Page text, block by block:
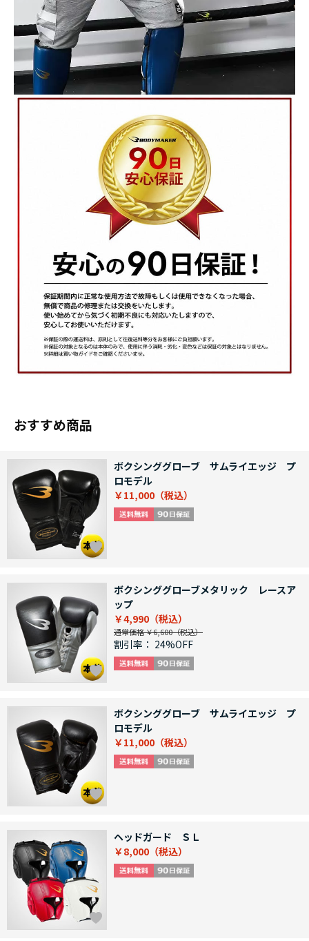
おすすめ商品
ボクシンググローブ サムライエッジ プ
ロモデル
￥11,000
ボクシンググローブメタリック レースア
ップ
￥4,990
通常価格 ￥6,600
割引率： 24%OFF
ボクシンググローブ サムライエッジ プ
ロモデル
￥11,000
ヘッドガード ＳＬ
￥8,000